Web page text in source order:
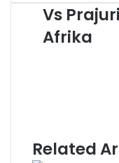
Vs
Afrika
Related